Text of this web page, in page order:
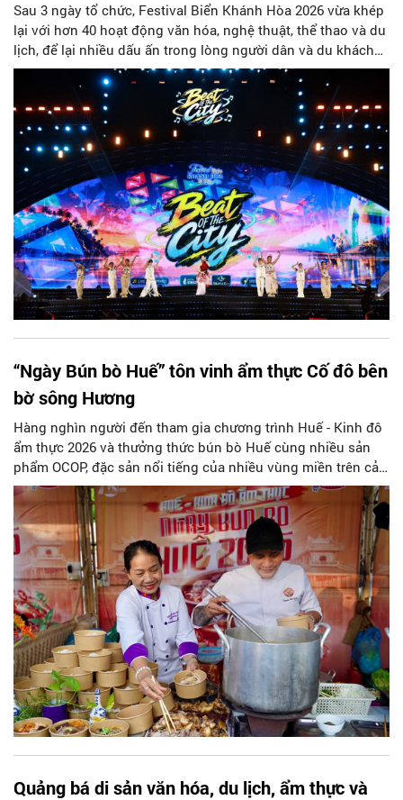
Sau 3 ngày tổ chức, Festival Biển Khánh Hòa 2026 vừa khép
lại với hơn 40 hoạt động văn hóa, nghệ thuật, thể thao và du
lịch, để lại nhiều dấu ấn trong lòng người dân và du khách
trong nước cũng như quốc tế.
“Ngày Bún bò Huế” tôn vinh ẩm thực Cố đô bên
bờ sông Hương
Hàng nghìn người đến tham gia chương trình Huế - Kinh đô
ẩm thực 2026 và thưởng thức bún bò Huế cùng nhiều sản
phẩm OCOP, đặc sản nổi tiếng của nhiều vùng miền trên cả
nước tại Công viên Thương Bạc (phường Phú Xuân, TP
Huế).
Quảng bá di sản văn hóa, du lịch, ẩm thực và